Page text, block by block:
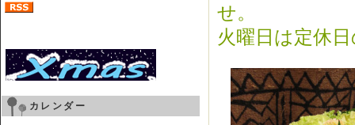
カレンダー
せ。
火曜日は定休